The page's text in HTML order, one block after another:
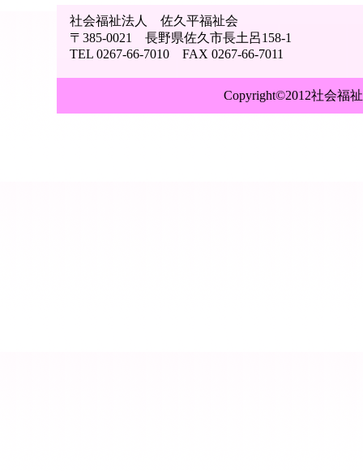
社会福祉法人 佐久平福祉会
〒385-0021 長野県佐久市長土呂158-1
TEL 0267-66-7010 FAX 0267-66-7011
Copyright©2012社会福